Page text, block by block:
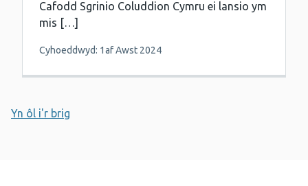
Cafodd Sgrinio Coluddion Cymru ei lansio ym
mis […]
Cyhoeddwyd: 1af Awst 2024
Yn ôl i'r brig